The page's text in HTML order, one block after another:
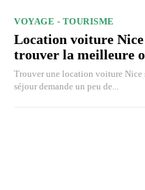
VOYAGE - TOURISME
Location voiture
trouver la meilleure
Trouver une location voiture Nice
séjour demande un peu de...